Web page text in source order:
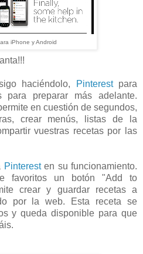
iPhone y Android
haciéndolo, Pinterestpara
para preparar más adelante.
en cuestión de segundos,
crear menús, listas de la
vuestras recetas por las
Pinteresten su funcionamiento.
favoritos un botón "Add to
crear y guardar recetas a
por la web. Esta receta se
y queda disponible para que